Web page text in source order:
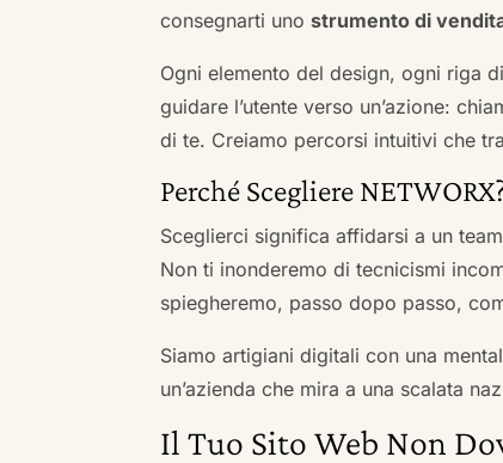
consegnarti unostrumento di
Ogni elemento del design, ogni riga
guidare l’utente verso un’azione:
di te. Creiamo percorsi intuitivi che
Perché Scegliere
Sceglierci significa affidarsi a un
Non ti inonderemo di tecnicismi
spiegheremo, passo dopo passo,
Siamo artigiani digitali con una
un’azienda che mira a una scalata
Il Tuo Sito Web Non